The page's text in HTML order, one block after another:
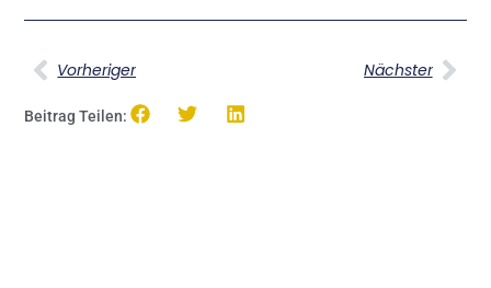
Vorheriger Nächster
Beitrag Teilen: